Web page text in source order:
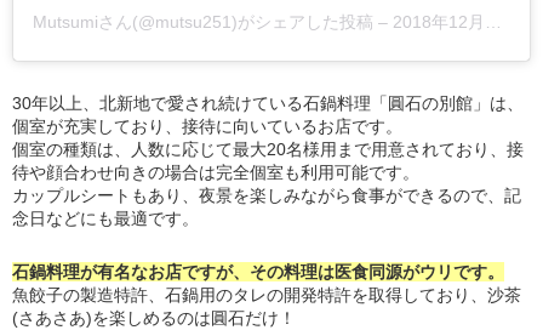
Mutsumiさん(@mutsu251)がシェアした投稿 – 2018年12月月16日午前7時28分PST
30年以上、北新地で愛され続けている石鍋料理「圓石の別館」は、
個室が充実しており、接待に向いているお店です。
個室の種類は、人数に応じて最大20名様用まで用意されており、接
待や顔合わせ向きの場合は完全個室も利用可能です。
カップルシートもあり、夜景を楽しみながら食事ができるので、記
念日などにも最適です。
石鍋料理が有名なお店ですが、その料理は医食同源がウリです。
魚餃子の製造特許、石鍋用のタレの開発特許を取得しており、沙茶
(さあさあ)を楽しめるのは圓石だけ！